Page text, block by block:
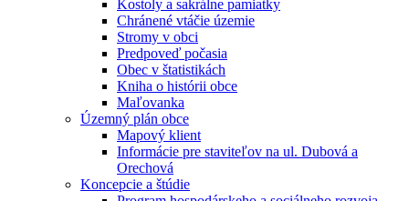
Kostoly a sakrálne pamiatky
Chránené vtáčie územie
Stromy v obci
Predpoveď počasia
Obec v štatistikách
Kniha o histórii obce
Maľovanka
Územný plán obce
Mapový klient
Informácie pre staviteľov na ul. Dubová a
Orechová
Koncepcie a štúdie